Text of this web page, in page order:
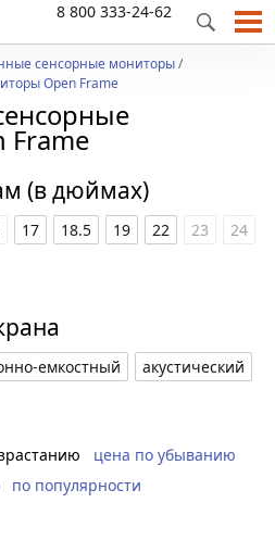
8 800 333-24-62
сенсорные мониторы/
Open Frame
Frame
(в дюймах)
17 18.5 19 22 23
24
емкостный
акустический
цена по убыванию
по популярности